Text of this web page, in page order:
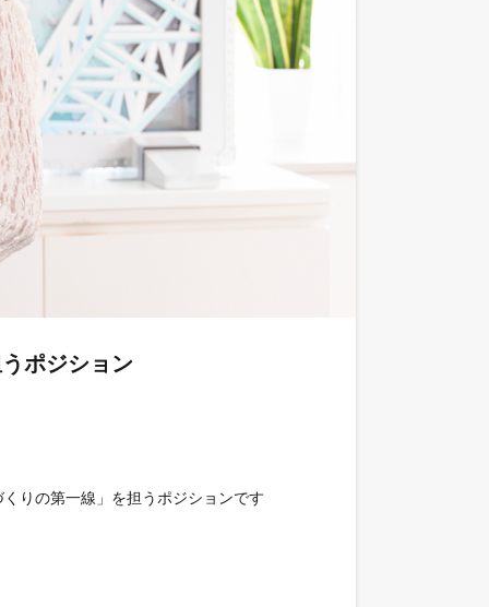
ポジション
りの第一線」を担うポジションです